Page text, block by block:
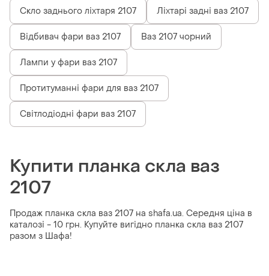
Скло заднього ліхтаря 2107 Ліхтарі задні ваз 2107
Відбивач фари ваз 2107 Ваз 2107 чорний
Лампи у фари ваз 2107
Протитуманні фари для ваз 2107
Світлодіодні фари ваз 2107
Купити планка скла ваз
2107
Продаж планка скла ваз 2107 на shafa.ua. Середня ціна в
каталозі - 10 грн. Купуйте вигідно планка скла ваз 2107
разом з Шафа!